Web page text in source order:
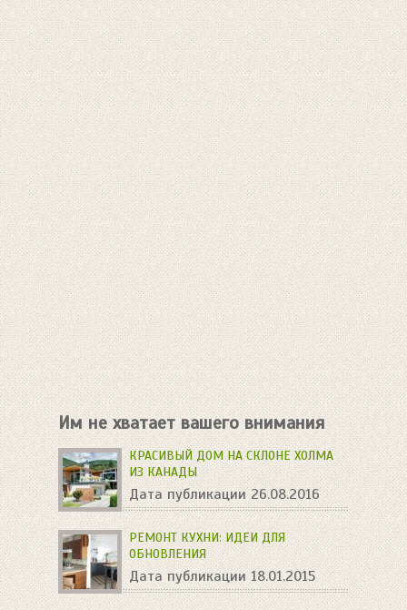
Им не хватает вашего внимания
КРАСИВЫЙ ДОМ НА СКЛОНЕ ХОЛМА
ИЗ КАНАДЫ
Дата публикации 26.08.2016
РЕМОНТ КУХНИ: ИДЕИ ДЛЯ
ОБНОВЛЕНИЯ
Дата публикации 18.01.2015